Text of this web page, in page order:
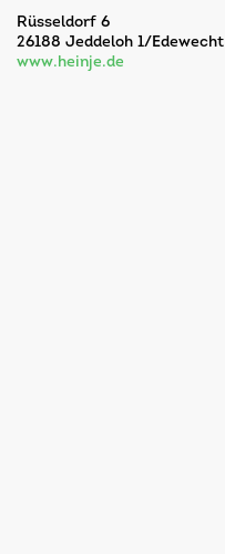
Rüsseldorf 6
26188 Jeddeloh 1/Edewecht
www.heinje.de